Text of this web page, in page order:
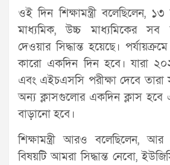
ওই দিন শিক্ষামন্ত্রী বলেছিলেন,
মাধ্যমিক, উচ্চ মাধ্যমিকের সব
দেওয়ার সিদ্ধান্ত হয়েছে।
কারো একদিন দিন হবে। যারা
এবং এইচএসসি পরীক্ষা দেবে তারা
অন্য ক্লাসগুলোর একদিন ক্লাস হবে
বাড়ানো হবে।
শিক্ষামন্ত্রী আরও বলেছিলেন, আর
বিষয়টি আমরা সিদ্ধান্ত নেবো,